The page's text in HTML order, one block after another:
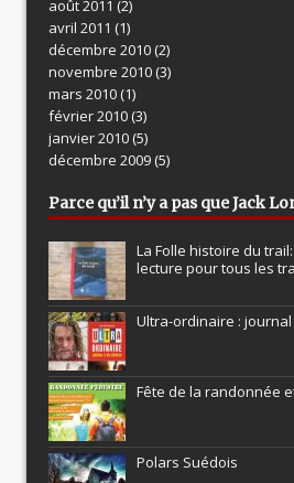
août 2011 (2)
avril 2011 (1)
décembre 2010(2)
novembre 2010(3)
mars 2010(1)
février 2010(3)
janvier 2010(5)
décembre 2009(5)
Parce qu’il n’y a pas que Jack
La Folle histoire du
lecture pour tous les
Ultra-ordinaire : journal
Fête de la randonnée
Polars Suédois